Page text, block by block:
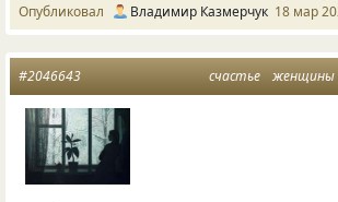
Опубликовал Владимир Казмерчук 18 мар
счастье женщины
#2046643